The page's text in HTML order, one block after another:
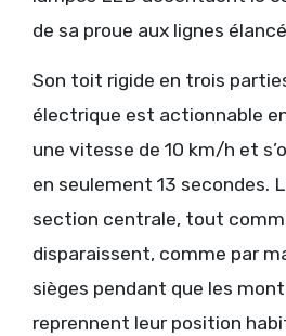
de sa proue aux lignes
Son toit rigide en trois
électrique est actionnable
une vitesse de 10 km/h et
en seulement 13 secondes.
section centrale, tout
disparaissent, comme par
sièges pendant que les
reprennent leur position